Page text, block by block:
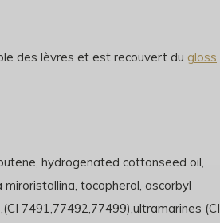
des lèvres et est recouvert du gloss
hydrogenated cottonseed oil,
tocopherol, ascorbyl
7491,77492,77499),ultramarines (CI